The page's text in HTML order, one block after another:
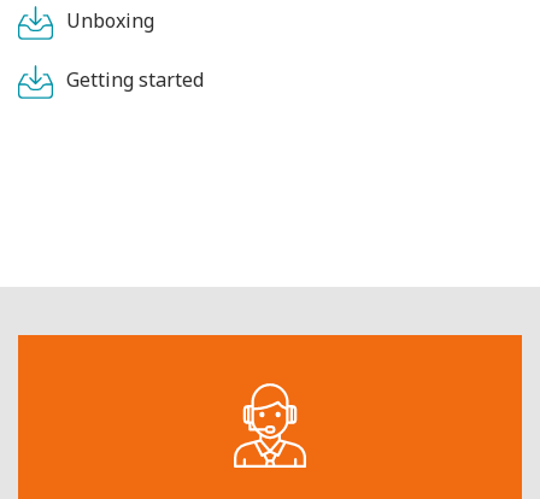
Unboxing
Getting started